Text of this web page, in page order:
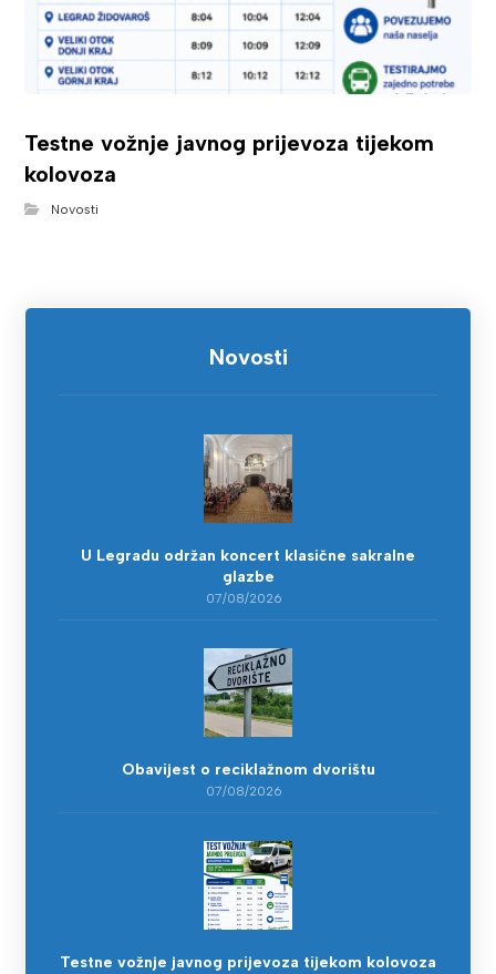
Testne vožnje javnog prijevoza tijekom
kolovoza
Novosti
Novosti
U Legradu održan koncert klasične sakralne
glazbe
07/08/2026
Obavijest o reciklažnom dvorištu
07/08/2026
Testne vožnje javnog prijevoza tijekom kolovoza